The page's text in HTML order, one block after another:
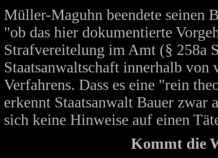
Müller-Maguhn beendete seinen
"ob das hier dokumentierte
Strafvereitelung im Amt (§ 258a
Staatsanwaltschaft innerhalb
Verfahrens. Dass es eine "rein
erkennt Staatsanwalt Bauer zwar
sich keine Hinweise auf einen
Kommt die